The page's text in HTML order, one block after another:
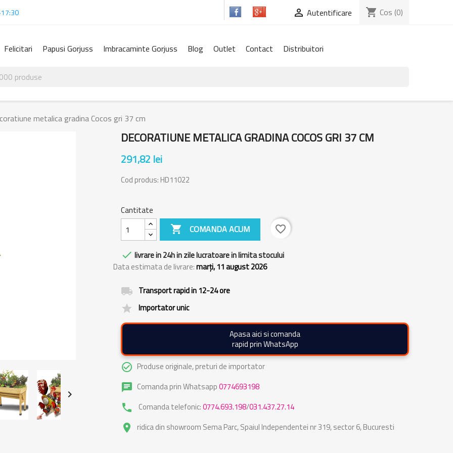
 Autentificare shopping_cart Cos (0)
Felicitari Papusi Gorjuss Imbracaminte Gorjuss Blog Outlet Contact Distribuitori
metalica gradina Cocos gri 37 cm

DECORATIUNE METALICA GRADINA COCOS GRI 37 CM
291,82 lei
Cod produs: HD11022
Cantitate
 COMANDA ACUM favorite_border
 livrare in 24h in zile lucratoare in limita stocului
Data estimata de livrare:marți, 11 august 2026
local_shipping Transport rapid in 12-24 ore
grade Importator unic
Apasa aici si comanda
rapid prin WhatsApp
check_circle_outline Produse originale, preturi de importator
chat Comanda prin Whatsapp0774693198
phone Comanda telefonic:0774.693.198/031.437.27.14
place ridica din showroom Sema Parc, Spaiul Independentei nr 319, sector 6, Bucuresti